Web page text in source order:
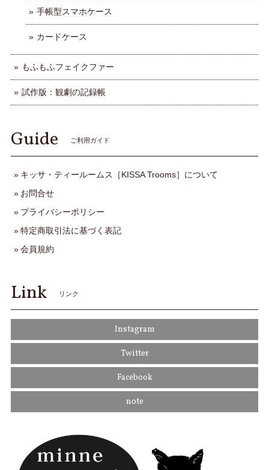
手帳型スマホケース
カードケース
もふもふフェイクファー
試作版：観劇の記録帳
Guide ご利用ガイド
キッサ・ティールームス［KISSA Trooms］について
お問合せ
プライバシーポリシー
特定商取引法に基づく表記
会員規約
Link リンク
Instagram
Twitter
Facebook
note